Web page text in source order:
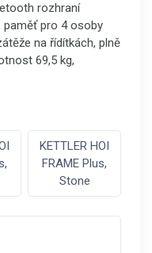
rozhraní
paměť pro 4 osoby
na řídítkách, plně
69,5 kg,
KETTLER HOI
FRAME Plus,
Stone